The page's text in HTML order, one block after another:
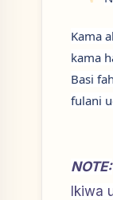
Kama
kama
Basi
fulani
NOTE:
Ikiwa